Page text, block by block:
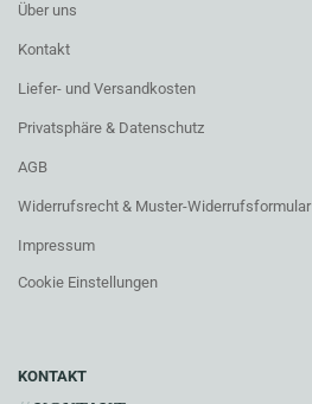
Über uns
Kontakt
Liefer- und Versandkosten
Privatsphäre & Datenschutz
AGB
Widerrufsrecht & Muster-Widerrufsformular
Impressum
Cookie Einstellungen
KONTAKT